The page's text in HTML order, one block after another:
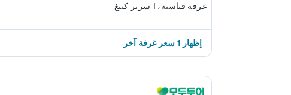
غرفة قياسية، 1 سرير كينغ
إظهار 1 سعر غرفة آخر